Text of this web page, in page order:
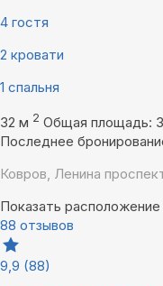
4 гостя
2 кровати
1 спальня
32 м 2 Общая площадь:
Последнее
Ковров, Ленина
Показать расположение
88 отзывов
9,9 (88)